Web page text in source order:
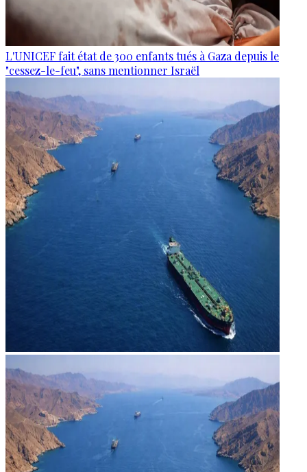
L'UNICEF fait état de 300 enfants tués à Gaza depuis le
"cessez-le-feu", sans mentionner Israël